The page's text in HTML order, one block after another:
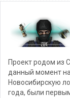
Проект родом из
данный момент
Новосибирскую
года, были